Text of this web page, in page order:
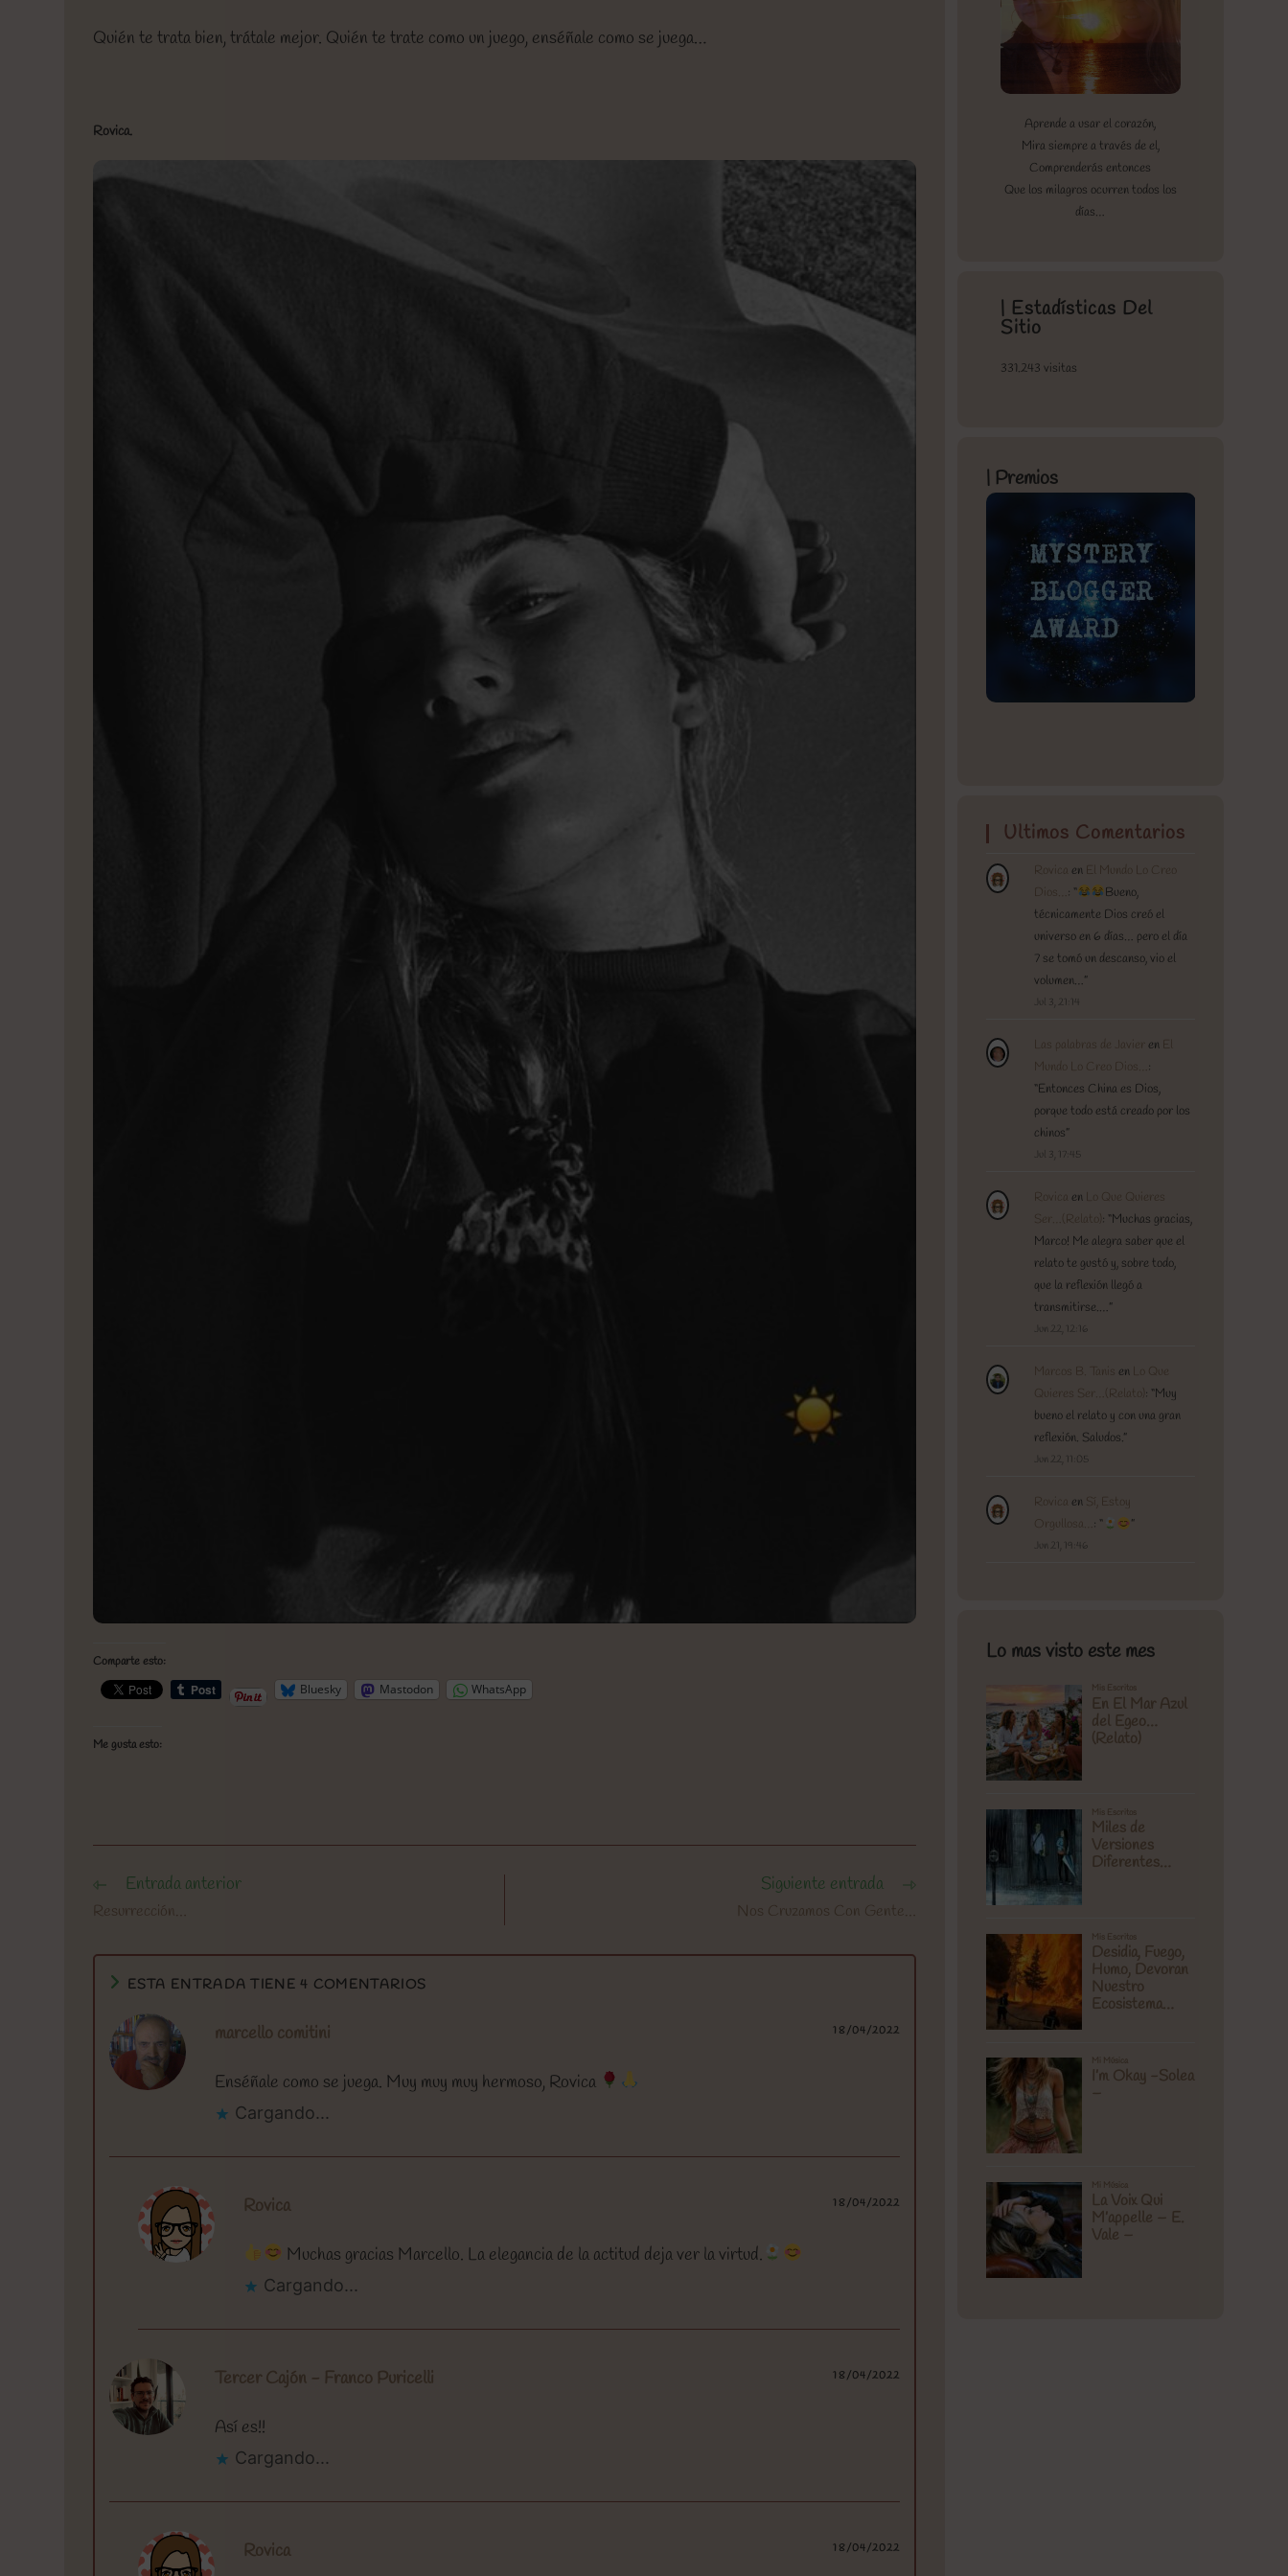
Quién te trata bien, trátale mejor. Quién te trate como un juego, enséñale como se juega…
Rovica.
Comparte esto:
Bluesky Mastodon WhatsApp
Me gusta esto:
Leer
artículos
Entrada anterior
Resurrección…
Siguiente entrada
Nos Cruzamos Con Gente…
ESTA ENTRADA TIENE 4 COMENTARIOS
marcello comitini 18/04/2022
Enséñale como se juega. Muy muy muy hermoso, Rovica
Cargando...
Rovica 18/04/2022
Muchas gracias Marcello. La elegancia de la actitud deja ver la virtud.
Cargando...
Tercer Cajón - Franco Puricelli 18/04/2022
Así es!!
Cargando...
Rovica 18/04/2022
Aprende a usar el corazón,
Mira siempre a través de el,
Comprenderás entonces
Que los milagros ocurren todos los
días…
| Estadísticas Del
Sitio
331.243 visitas
| Premios
Ultimos Comentarios
Rovica en El Mundo Lo Creo
Dios… : “
Bueno,
técnicamente Dios creó el
universo en 6 días… pero el día
7 se tomó un descanso, vio el
volumen…”
Jul 3, 21:14
Las palabras de Javier en El
Mundo Lo Creo Dios… :
“Entonces China es Dios,
porque todo está creado por los
chinos”
Jul 3, 17:45
Rovica en
Lo Que Quieres
Ser…(Relato) : “Muchas gracias,
Marco! Me alegra saber que el
relato te gustó y, sobre todo,
que la reflexión llegó a
transmitirse.…”
Jun 22, 12:16
Marcos B. Tanis en
Lo Que
Quieres Ser…(Relato) : “Muy
bueno el relato y con una gran
reflexión. Saludos.”
Jun 22, 11:05
Rovica en
Sí, Estoy
Orgullosa… : “ ”
Jun 21, 19:46
Lo mas visto este mes